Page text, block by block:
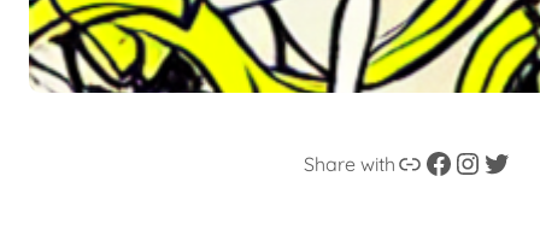
Share with Enllaç Facebook Instagram Twitter